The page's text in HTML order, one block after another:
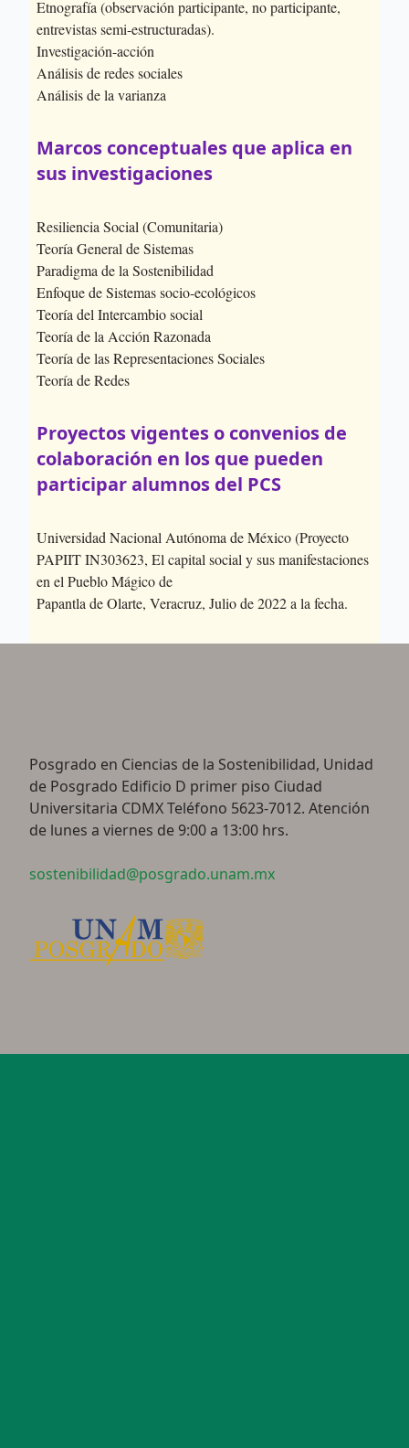
Etnografía (observación participante, no participante,
entrevistas semi-estructuradas).
Investigación-acción
Análisis de redes sociales
Análisis de la varianza
Marcos conceptuales que aplica en
sus investigaciones
Resiliencia Social (Comunitaria)
Teoría General de Sistemas
Paradigma de la Sostenibilidad
Enfoque de Sistemas socio-ecológicos
Teoría del Intercambio social
Teoría de la Acción Razonada
Teoría de las Representaciones Sociales
Teoría de Redes
Proyectos vigentes o convenios de
colaboración en los que pueden
participar alumnos del PCS
Universidad Nacional Autónoma de México (Proyecto
PAPIIT IN303623, El capital social y sus manifestaciones
en el Pueblo Mágico de
Papantla de Olarte, Veracruz, Julio de 2022 a la fecha.
Posgrado en Ciencias de la Sostenibilidad, Unidad
de Posgrado Edificio D primer piso Ciudad
Universitaria CDMX Teléfono 5623-7012. Atención
de lunes a viernes de 9:00 a 13:00 hrs.
sostenibilidad@posgrado.unam.mx